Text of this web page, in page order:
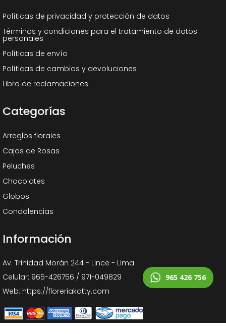
Políticas de privacidad y protección de datos
Términos y condiciones para el tratamiento de datos
personales
Políticas de envío
Políticas de cambios y devoluciones
Libro de reclamaciones
Categorías
Arreglos florales
Cajas de Rosas
Peluches
Chocolates
Globos
Condolencias
Información
Av. Trinidad Morán 244 - Lince - Lima
Celular: 965-426756 / 971-049829
Web: https://floreriakatty.com
965 426 756